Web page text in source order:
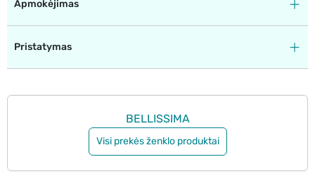
Apmokėjimas
Pristatymas
BELLISSIMA
Visi prekės ženklo produktai